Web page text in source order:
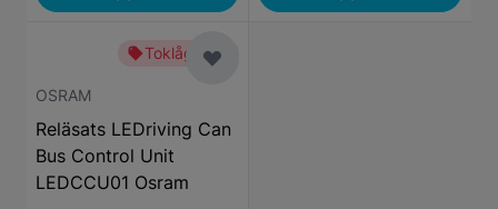
Toklågt pris
OSRAM
Reläsats LEDriving Can
Bus Control Unit
LEDCCU01 Osram